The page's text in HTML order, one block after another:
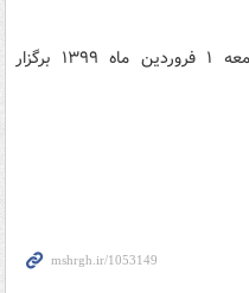
مراسم هفتگی "دعای کمیل" سحر جمعه ۱ فروردین ماه ۱۳۹۹ برگزار